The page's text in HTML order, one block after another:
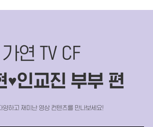
가연 TV CF
♥인교진 부부 편
양하고 재미난 영상 컨텐츠를 만나보세요!